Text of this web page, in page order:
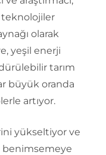
olarak
yeşil enerji
tarım
büyük oranda
artıyor.
yükseltiyor ve